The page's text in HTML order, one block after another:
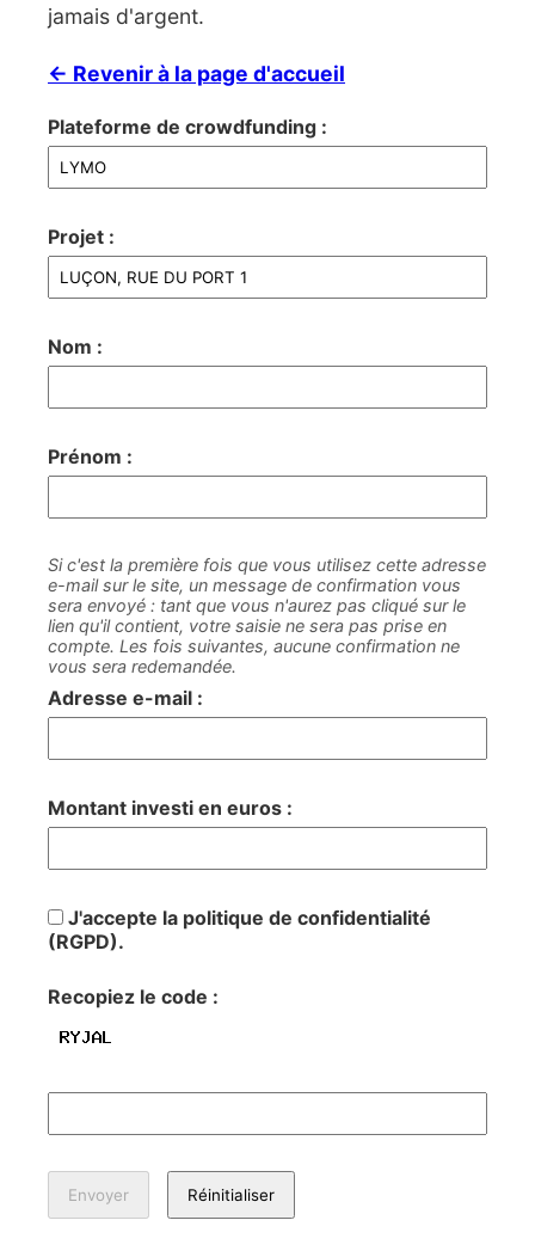
jamais d'argent.
← Revenir à la page d'accueil
Plateforme de crowdfunding :
Projet :
Nom :
Prénom :
Si c'est la première fois que vous utilisez cette adresse
e-mail sur le site, un message de confirmation vous
sera envoyé : tant que vous n'aurez pas cliqué sur le
lien qu'il contient, votre saisie ne sera pas prise en
compte. Les fois suivantes, aucune confirmation ne
vous sera redemandée.
Adresse e-mail :
Montant investi en euros :
J'accepte la politique de confidentialité
(RGPD).
Recopiez le code :